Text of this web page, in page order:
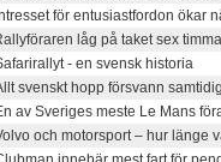
för entusiastfordon ökar
låg på taket sex
- en svensk historia
svenskt hopp försvann
av Sveriges meste Le Mans
och motorsport – hur länge